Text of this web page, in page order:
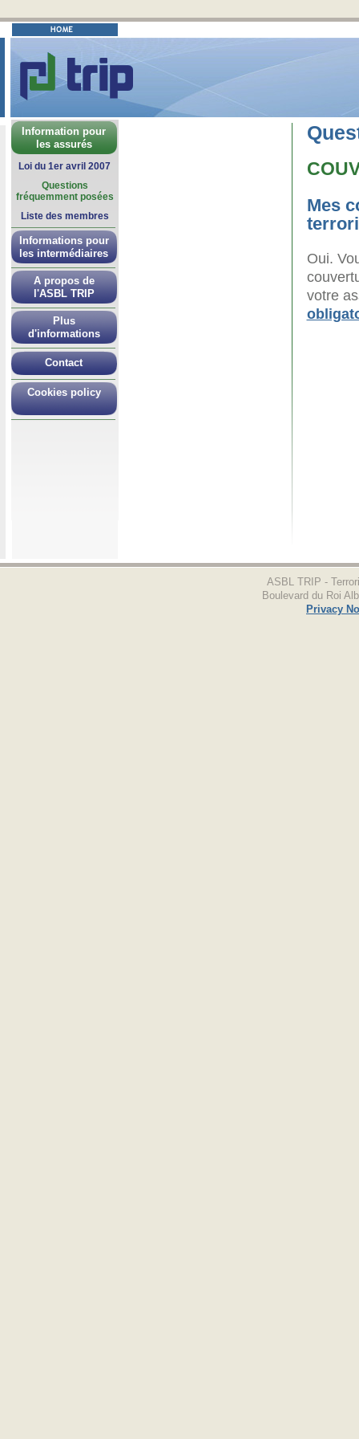
Information pour
les assurés
Loi du 1er avril 2007
Questions
fréquemment posées
Liste des membres
Informations pour
les intermédiaires
A propos de
l'ASBL TRIP
Plus
d'informations
Contact
Cookies policy
Mes
Oui.
votre
ASBL TRIP -
Boulevard du Roi
Privacy